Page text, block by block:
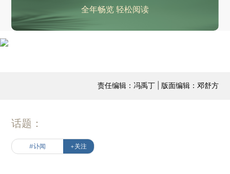
全年畅览 轻松阅读
责任编辑：冯禹丁 | 版面编辑：邓舒方
话题：
#讣闻 +关注